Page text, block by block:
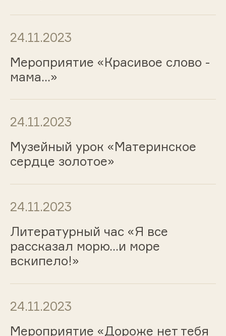
24.11.2023
Мероприятие «Красивое слово -
мама...»
24.11.2023
Музейный урок «Материнское
сердце золотое»
24.11.2023
Литературный час «Я все
рассказал морю...и море
вскипело!»
24.11.2023
Мероприятие «Дороже нет тебя